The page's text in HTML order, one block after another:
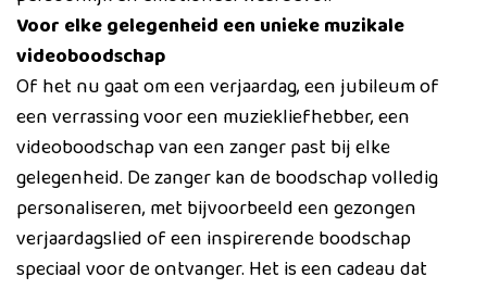
Voor elke gelegenheid een unieke muzikale
videoboodschap
Of het nu gaat om een verjaardag, een jubileum of
een verrassing voor een muziekliefhebber, een
videoboodschap van een zanger past bij elke
gelegenheid. De zanger kan de boodschap volledig
personaliseren, met bijvoorbeeld een gezongen
verjaardagslied of een inspirerende boodschap
speciaal voor de ontvanger. Het is een cadeau dat